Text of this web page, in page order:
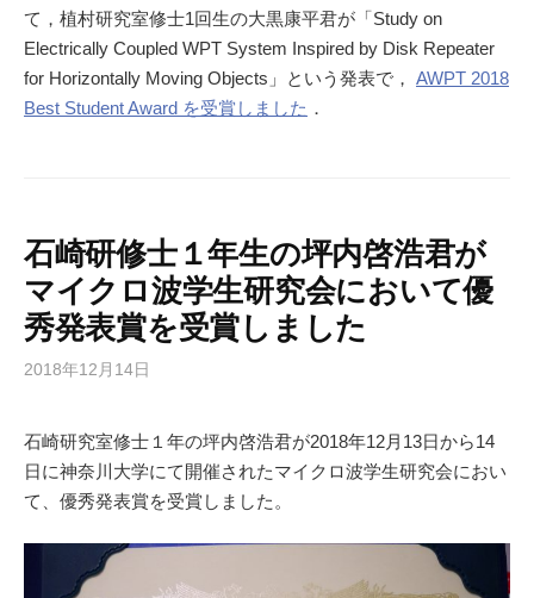
て，植村研究室修士1回生の大黒康平君が「Study on
Electrically Coupled WPT System Inspired by Disk Repeater
for Horizontally Moving Objects」という発表で， AWPT 2018
Best Student Award を受賞しました ．
石崎研修士１年生の坪内啓浩君が
マイクロ波学生研究会において優
秀発表賞を受賞しました
2018年12月14日
石崎研究室修士１年の坪内啓浩君が2018年12月13日から14
日に神奈川大学にて開催されたマイクロ波学生研究会におい
て、優秀発表賞を受賞しました。